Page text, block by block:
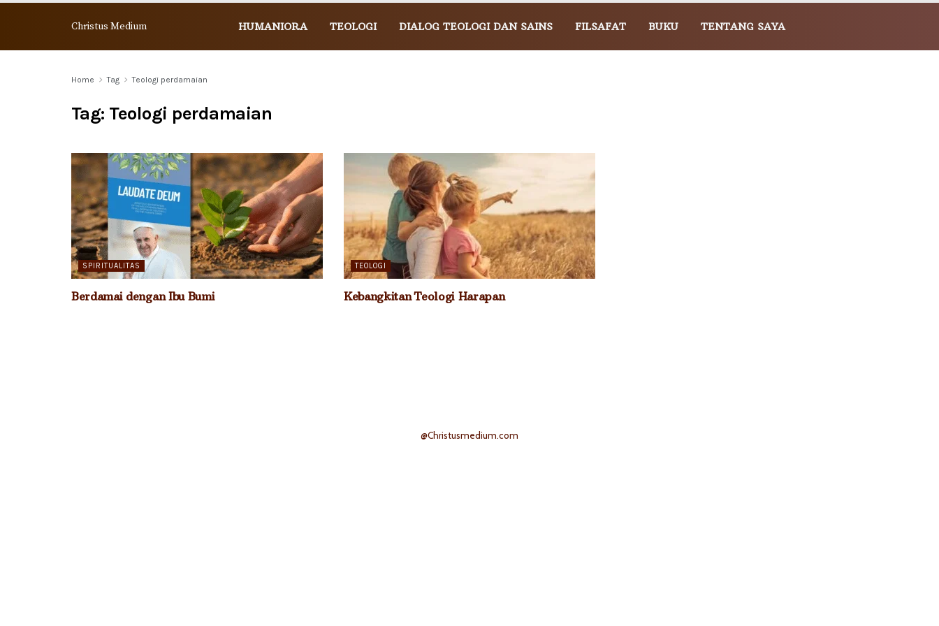
Christus Medium HUMANIORA TEOLOGI DIALOG TEOLOGI DAN SAINS FILSAFAT BUKU TENTANG SAYA
Home Tag Teologi perdamaian
Tag: Teologi perdamaian
SPIRITUALITAS
Berdamai dengan Ibu Bumi
TEOLOGI
Kebangkitan Teologi Harapan
@Christusmedium.com